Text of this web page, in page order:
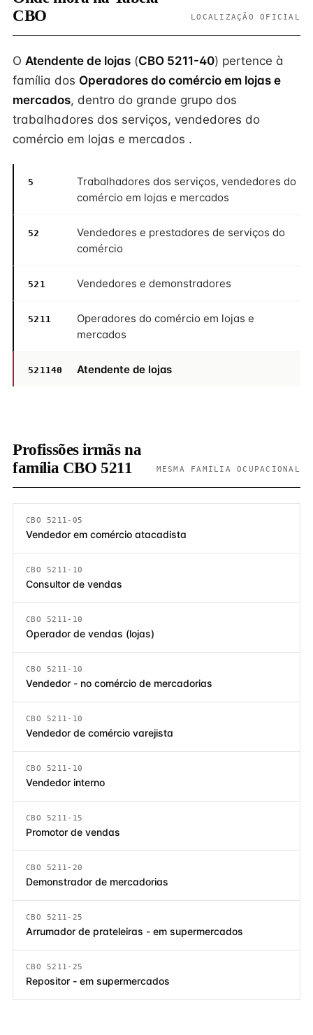
CBO
LOCALIZAÇÃO OFICIAL
O Atendente de lojas (CBO 5211-40) pertence à
família dos Operadores do comércio em lojas e
mercados, dentro do grande grupo dos
trabalhadores dos serviços, vendedores do
comércio em lojas e mercados .
5
Trabalhadores dos serviços, vendedores do
comércio em lojas e mercados
52
Vendedores e prestadores de serviços do
comércio
521 Vendedores e demonstradores
5211
Operadores do comércio em lojas e
mercados
521140 Atendente de lojas
Profissões irmãs na
família CBO 5211
MESMA FAMÍLIA OCUPACIONAL
CBO 5211-05
Vendedor em comércio atacadista
CBO 5211-10
Consultor de vendas
CBO 5211-10
Operador de vendas (lojas)
CBO 5211-10
Vendedor - no comércio de mercadorias
CBO 5211-10
Vendedor de comércio varejista
CBO 5211-10
Vendedor interno
CBO 5211-15
Promotor de vendas
CBO 5211-20
Demonstrador de mercadorias
CBO 5211-25
Arrumador de prateleiras - em supermercados
CBO 5211-25
Repositor - em supermercados